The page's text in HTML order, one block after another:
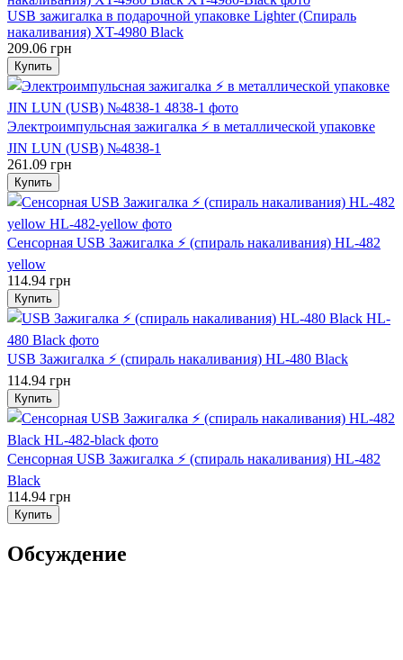
USB зажигалка в подарочной упаковке Lighter (Спираль
накаливания) XT-4980 Black
209.06 грн
Купить
Электроимпульсная зажигалка ⚡️ в металлической упаковке
JIN LUN (USB) №4838-1
261.09 грн
Купить
Сенсорная USB Зажигалка ⚡️ (спираль накаливания) HL-482
yellow
114.94 грн
Купить
USB Зажигалка ⚡️ (спираль накаливания) HL-480 Black
114.94 грн
Купить
Сенсорная USB Зажигалка ⚡️ (спираль накаливания) HL-482
Black
114.94 грн
Купить
Обсуждение